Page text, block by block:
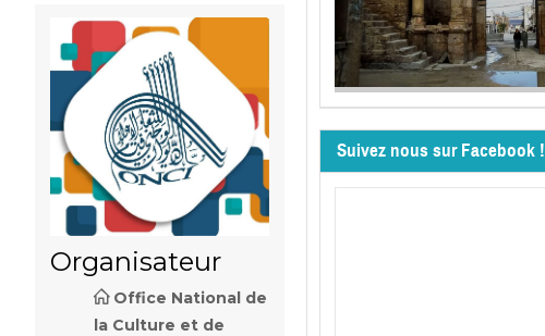
Organisateur
Office National de
la Culture et de
Suivez nous sur Facebook !